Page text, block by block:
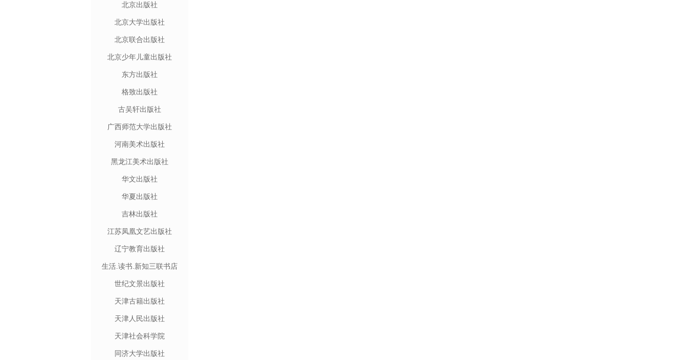
北京出版社
北京大学出版社
北京联合出版社
北京少年儿童出版社
东方出版社
格致出版社
古吴轩出版社
广西师范大学出版社
河南美术出版社
黑龙江美术出版社
华文出版社
华夏出版社
吉林出版社
江苏凤凰文艺出版社
辽宁教育出版社
生活.读书.新知三联书店
世纪文景出版社
天津古籍出版社
天津人民出版社
天津社会科学院
同济大学出版社